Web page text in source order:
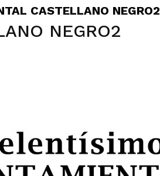
CASTELLANO NEGRO2
NEGRO2